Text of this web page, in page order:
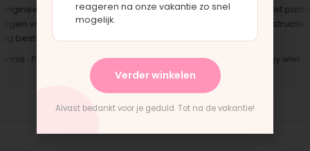
onderdeel voor een
van 10 jaar oud. Top dat dit
bestaat."
· Phil & Teds onderdeel
"Snelle levering en het paste
perfect. Montage-instructies
duidelijk."
Anne · Mountain Buggy wiel
reageren na onze vakantie zo snel
mogelijk.
Verder winkelen
Alvast bedankt voor je geduld. Tot na de vakantie!